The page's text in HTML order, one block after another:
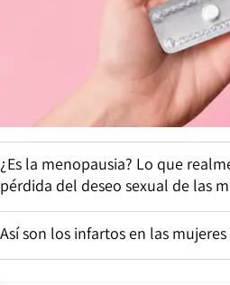
¿Es la menopausia? Lo que
pérdida del deseo sexual de las
Así son los infartos en las mujeres